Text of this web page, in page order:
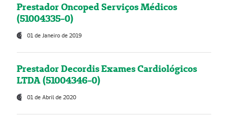
Prestador Oncoped Serviços Médicos
(51004335-0)
01 de Janeiro de 2019
Prestador Decordis Exames Cardiológicos
LTDA (51004346-0)
01 de Abril de 2020